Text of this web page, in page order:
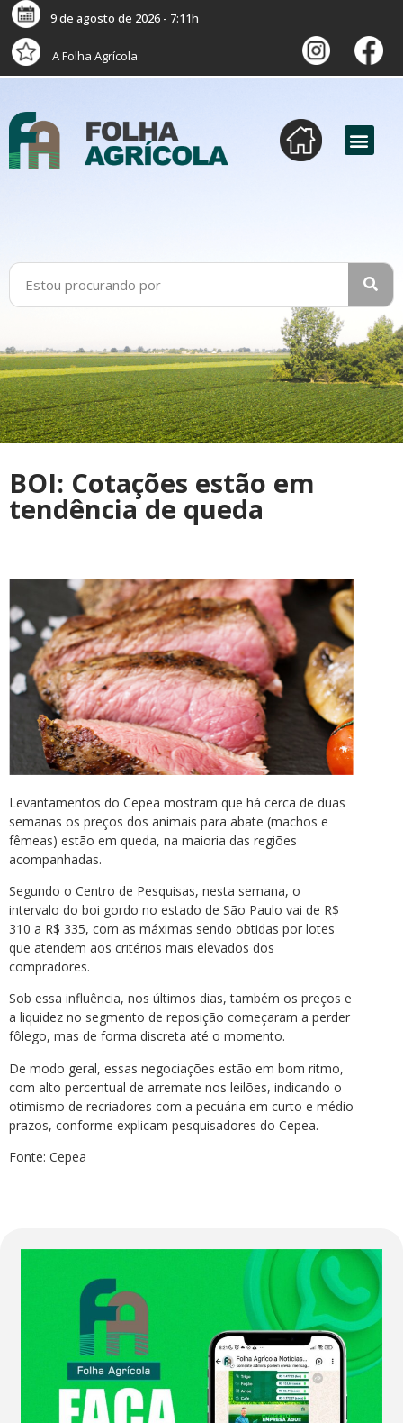
9 de agosto de 2026 - 7:11h
A Folha Agrícola
BOI: Cotações estão em
tendência de queda
Levantamentos do Cepea mostram que há cerca de duas
semanas os preços dos animais para abate (machos e
fêmeas) estão em queda, na maioria das regiões
acompanhadas.
Segundo o Centro de Pesquisas, nesta semana, o
intervalo do boi gordo no estado de São Paulo vai de R$
310 a R$ 335, com as máximas sendo obtidas por lotes
que atendem aos critérios mais elevados dos
compradores.
Sob essa influência, nos últimos dias, também os preços e
a liquidez no segmento de reposição começaram a perder
fôlego, mas de forma discreta até o momento.
De modo geral, essas negociações estão em bom ritmo,
com alto percentual de arremate nos leilões, indicando o
otimismo de recriadores com a pecuária em curto e médio
prazos, conforme explicam pesquisadores do Cepea.
Fonte: Cepea